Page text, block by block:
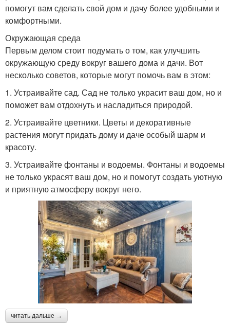
помогут вам сделать свой дом и дачу более удобными и
комфортными.
Окружающая среда
Первым делом стоит подумать о том, как улучшить
окружающую среду вокруг вашего дома и дачи. Вот
несколько советов, которые могут помочь вам в этом:
1. Устраивайте сад. Сад не только украсит ваш дом, но и
поможет вам отдохнуть и насладиться природой.
2. Устраивайте цветники. Цветы и декоративные
растения могут придать дому и даче особый шарм и
красоту.
3. Устраивайте фонтаны и водоемы. Фонтаны и водоемы
не только украсят ваш дом, но и помогут создать уютную
и приятную атмосферу вокруг него.
читать дальше →